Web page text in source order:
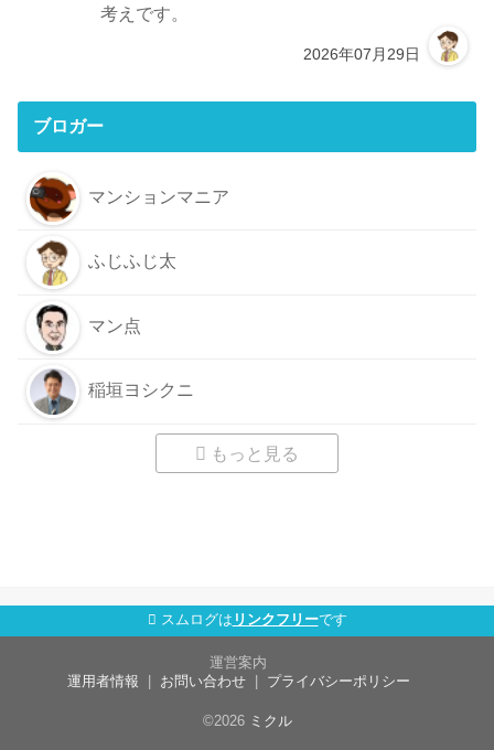
考えです。
2026年07月29日
ブロガー
マンションマニア
ふじふじ太
マン点
稲垣ヨシクニ
もっと見る
スムログは リンクフリーです
運営案内
運用者情報
お問い合わせ プライバシーポリシー
©2026 ミクル